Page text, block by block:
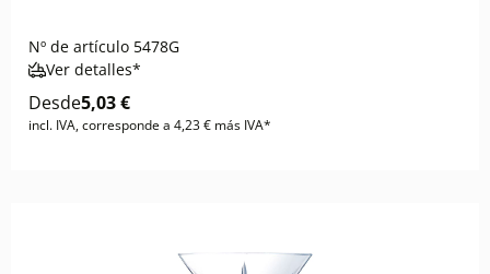
Nº de artículo 5478G
Ver detalles*
Desde5,03 €
incl. IVA, corresponde a 4,23 € más IVA*